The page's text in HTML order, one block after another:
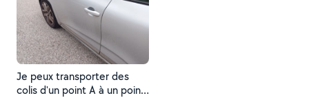
Je peux transporter des
colis d'un point A à un point